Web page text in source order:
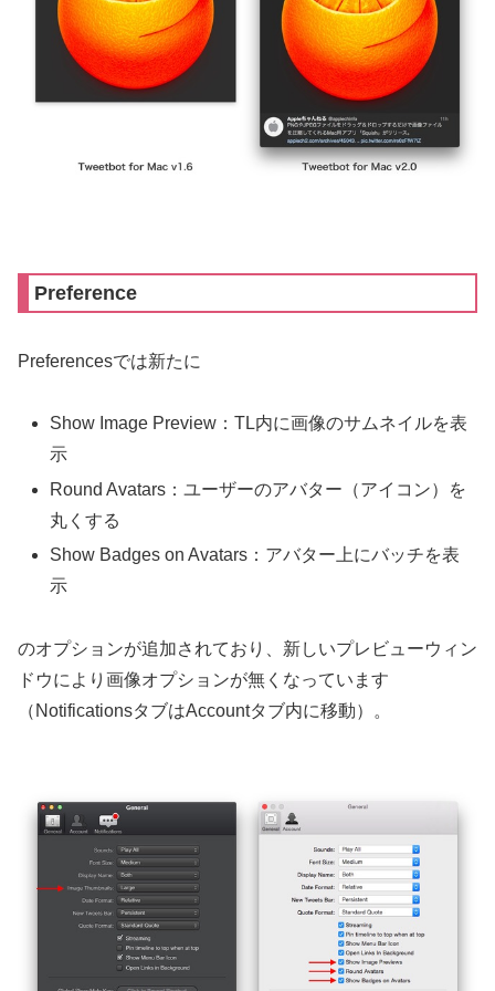
Preference
Preferencesでは新たに
Show Image Preview：TL内に画像のサムネイルを表
示
Round Avatars：ユーザーのアバター（アイコン）を
丸くする
Show Badges on Avatars：アバター上にバッチを表
示
のオプションが追加されており、新しいプレビューウィン
ドウにより画像オプションが無くなっています
（NotificationsタブはAccountタブ内に移動）。